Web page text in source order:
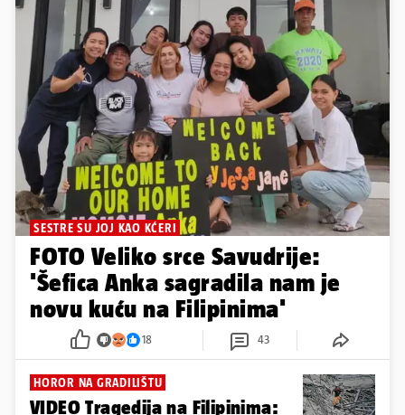
SESTRE SU JOJ KAO KĆERI
FOTO Veliko srce Savudrije:
'Šefica Anka sagradila nam je
novu kuću na Filipinima'
18 43
HOROR NA GRADILIŠTU
VIDEO Tragedija na Filipinima: